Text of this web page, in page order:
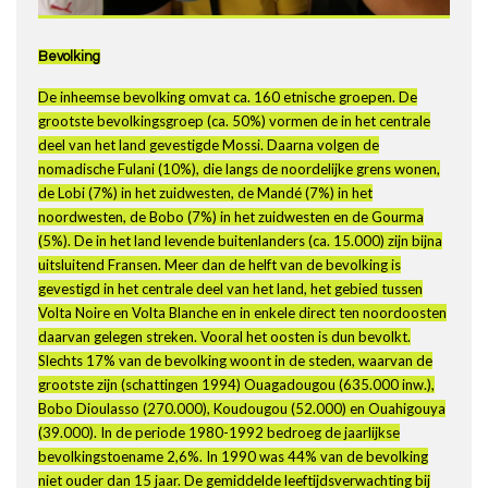
Bevolking
De inheemse bevolking omvat ca. 160 etnische groepen. De
grootste bevolkingsgroep (ca. 50%) vormen de in het centrale
deel van het land gevestigde Mossi. Daarna volgen de
nomadische Fulani (10%), die langs de noordelijke grens wonen,
de Lobi (7%) in het zuidwesten, de Mandé (7%) in het
noordwesten, de Bobo (7%) in het zuidwesten en de Gourma
(5%). De in het land levende buitenlanders (ca. 15.000) zijn bijna
uitsluitend Fransen. Meer dan de helft van de bevolking is
gevestigd in het centrale deel van het land, het gebied tussen
Volta Noire en Volta Blanche en in enkele direct ten noordoosten
daarvan gelegen streken. Vooral het oosten is dun bevolkt.
Slechts 17% van de bevolking woont in de steden, waarvan de
grootste zijn (schattingen 1994) Ouagadougou (635.000 inw.),
Bobo Dioulasso (270.000), Koudougou (52.000) en Ouahigouya
(39.000). In de periode 1980-1992 bedroeg de jaarlijkse
bevolkingstoename 2,6%. In 1990 was 44% van de bevolking
niet ouder dan 15 jaar. De gemiddelde leeftijdsverwachting bij